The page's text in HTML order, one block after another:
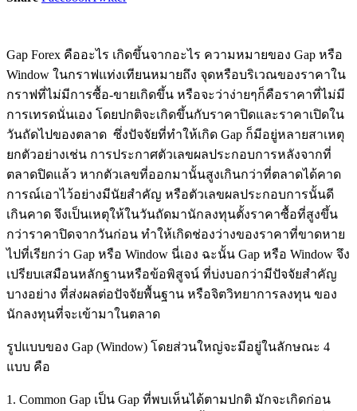
Gap Forex คืออะไร เกิดขึ้นจากอะไร ความหมายของ Gap หรือ
Window ในกราฟแท่งเทียนหมายถึง จุดหรือบริเวณของราคาใน
กราฟที่ไม่มีการซื้อ-ขายเกิดขึ้น หรือจะว่าง่ายๆก็คือราคาที่ไม่มี
การเทรดนั่นเอง โดยปกติจะเกิดขึ้นกับราคาปิดและราคาเปิดใน
วันถัดไปของตลาด ซึ่งปัจจัยที่ทำให้เกิด Gap ก็มีอยู่หลายสาเหตุ
ยกตัวอย่างเช่น การประกาศตัวเลขผลประกอบการหลังจากที่
ตลาดปิดแล้ว หากตัวเลขที่ออกมานั้นสูงเกินกว่าที่ตลาดได้คาด
การณ์เอาไว้อย่างมีนัยสำคัญ หรือตัวเลขผลประกอบการนั้นดี
เกินคาด จึงเป็นเหตุให้ในวันถัดมานักลงทุนตั้งราคาซื้อที่สูงขึ้น
กว่าราคาปิดจากวันก่อน ทำให้เกิดช่องว่างของราคาที่ขาดหาย
ไปที่เรียกว่า Gap หรือ Window นี่เอง ฉะนั้น Gap หรือ Window จึง
เปรียบเสมือนหลักฐานหรือข้อพิสูจน์ ที่บ่งบอกว่ามีปัจจัยสำคัญ
บางอย่าง ที่ส่งผลต่อปัจจัยพื้นฐาน หรือจิตวิทยาการลงทุน ของ
นักลงทุนที่จะเข้ามาในตลาด
รูปแบบของ Gap (Window) โดยส่วนใหญ่จะมีอยู่ในลักษณะ 4
แบบ คือ
1. Common Gap เป็น Gap ที่พบเห็นได้ตามปกติ มักจะเกิดก่อน